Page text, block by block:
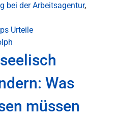
bei der Arbeitsagentur,
Urteile
Was
müssen